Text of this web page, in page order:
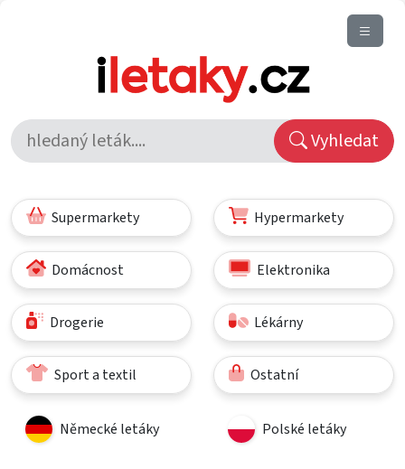
Vyhledat
Supermarkety Hypermarkety
Domácnost Elektronika
Drogerie Lékárny
Sport a textil Ostatní
Německé letáky Polské letáky